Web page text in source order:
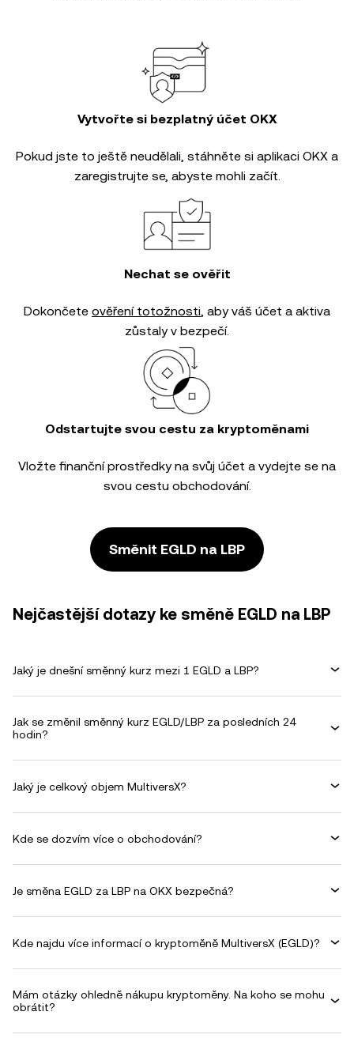
Vytvořte si bezplatný účet OKX
Pokud jste to ještě neudělali, stáhněte si aplikaci OKX a
zaregistrujte se, abyste mohli začít.
Nechat se ověřit
Dokončete ověření totožnosti, aby váš účet a aktiva
zůstaly v bezpečí.
Odstartujte svou cestu za kryptoměnami
Vložte finanční prostředky na svůj účet a vydejte se na
svou cestu obchodování.
Směnit EGLD na LBP
Nejčastější dotazy ke směně EGLD na LBP
Jaký je dnešní směnný kurz mezi 1 EGLD a LBP?
Jak se změnil směnný kurz EGLD/LBP za posledních 24
hodin?
Jaký je celkový objem MultiversX?
Kde se dozvím více o obchodování?
Je směna EGLD za LBP na OKX bezpečná?
Kde najdu více informací o kryptoměně MultiversX (EGLD)?
Mám otázky ohledně nákupu kryptoměny. Na koho se mohu
obrátit?